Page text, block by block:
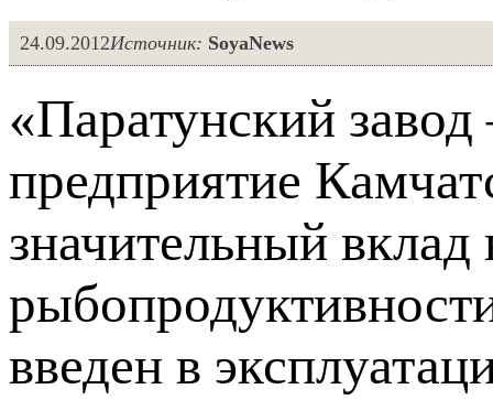
24.09.2012Источник: SoyaNews
«Паратунский
предприятие
значительный
введен в